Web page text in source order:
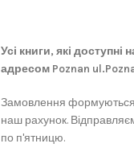
Усі книги, які
адресом Poznan
Замовлення формуються
наш рахунок.
по п'ятницю.